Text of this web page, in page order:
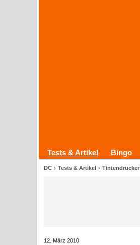
Tests & Artikel Bingo
DC Tests & Artikel Tintendrucker
12. März 2010